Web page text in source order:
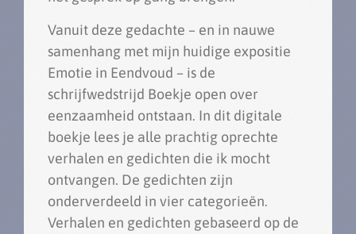
Vanuit deze gedachte – en in nauwe
samenhang met mijn huidige expositie
Emotie in Eendvoud – is de
schrijfwedstrijd Boekje open over
eenzaamheid ontstaan. In dit digitale
boekje lees je alle prachtig oprechte
verhalen en gedichten die ik mocht
ontvangen. De gedichten zijn
onderverdeeld in vier categorieën.
Verhalen en gedichten gebaseerd op de